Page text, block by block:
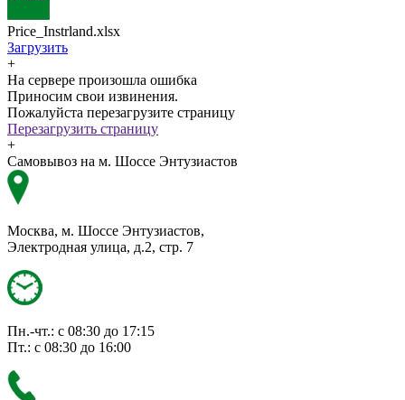
Price_Instrland.xlsx
Загрузить
+
На сервере произошла ошибка
Приносим свои извинения.
Пожалуйста перезагрузите страницу
Перезагрузить страницу
+
Самовывоз на м. Шоссе Энтузиастов
Москва, м. Шоссе Энтузиастов,
Электродная улица, д.2, стр. 7
Пн.-чт.: с 08:30 до 17:15
Пт.: с 08:30 до 16:00